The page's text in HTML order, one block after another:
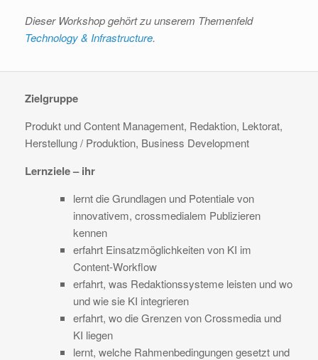
Dieser Workshop gehört zu unserem Themenfeld
Technology & Infrastructure.
Zielgruppe
Produkt und Content Management, Redaktion, Lektorat,
Herstellung / Produktion, Business Development
Lernziele – ihr
lernt die Grundlagen und Potentiale von
innovativem, crossmedialem Publizieren
kennen
erfahrt Einsatzmöglichkeiten von KI im
Content-Workflow
erfahrt, was Redaktionssysteme leisten und wo
und wie sie KI integrieren
erfahrt, wo die Grenzen von Crossmedia und
KI liegen
lernt, welche Rahmenbedingungen gesetzt und